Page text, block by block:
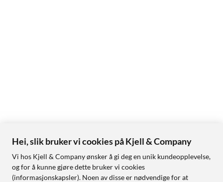
Hei, slik bruker vi cookies på Kjell & Company
Vi hos Kjell & Company ønsker å gi deg en unik kundeopplevelse,
og for å kunne gjøre dette bruker vi cookies
(informasjonskapsler). Noen av disse er nødvendige for at